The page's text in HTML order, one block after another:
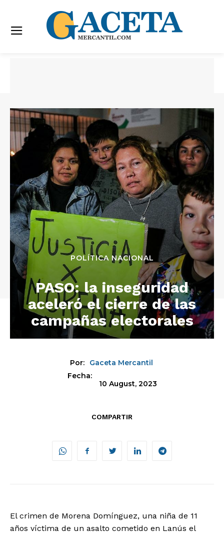
POLÍTICA NACIONAL
PASO: la inseguridad
aceleró el cierre de las
campañas electorales
Por:
Gaceta Mercantil
Fecha:
10 August, 2023
COMPARTIR
El crimen de Morena Domínguez, una niña de 11
años víctima de un asalto cometido en Lanús el